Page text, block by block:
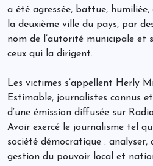
a été agressée, battue,
la deuxième ville du pays, par
nom de l’autorité municipale et
ceux qui la dirigent.
Les victimes s’appellent Herly
Estimable, journalistes connus
d’une émission diffusée sur
Avoir exercé le journalisme tel
société démocratique :
gestion du pouvoir local et